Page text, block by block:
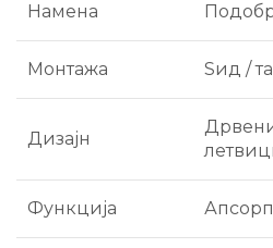
Намена
Монтажа Ѕид /
Дизајн
Функција